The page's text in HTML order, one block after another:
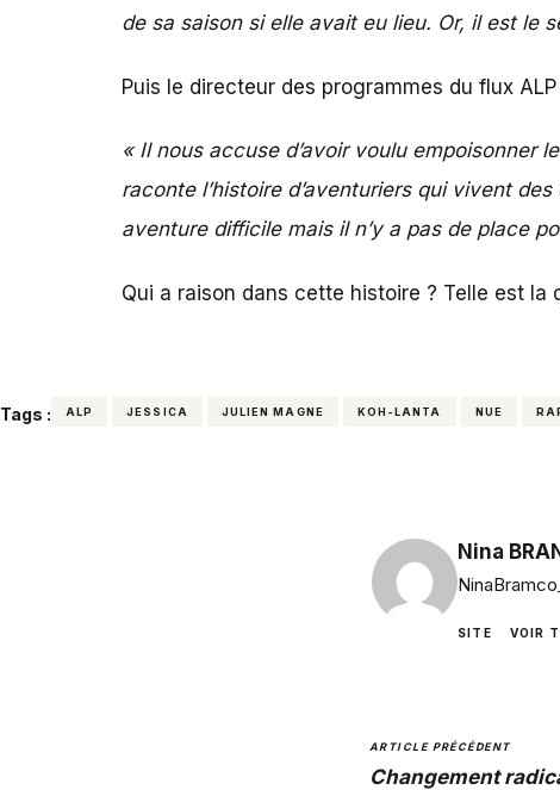
de sa saison si elle avait eu lieu. Or, il est le
Puis le directeur des programmes du flux
« Il nous accuse d’avoir voulu empoisonner
raconte l’histoire d’aventuriers qui vivent
aventure difficile mais il n’y a pas de place
Qui a raison dans cette histoire ? Telle est la
Tags : ALP JESSICA JULIEN MAGNE KOH-LANTA NUE
Nina
SITE VOIR
ARTICLE PRÉCÉDENT
Changement